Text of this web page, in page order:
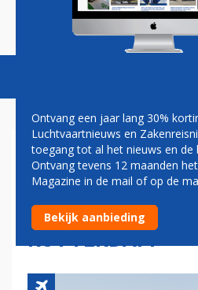
Magazine
TRANSAVIA
A321NEO OOK IN
VLUCHTEN VANAF
ROTTERDAM
Ontvang een jaar lang 30%
Luchtvaartnieuws en
toegang tot al het nieuws en de
Ontvang tevens 12 maanden
Magazine in de mail of op de
Bekijk aanbieding